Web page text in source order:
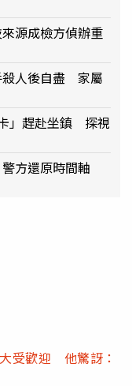
源成檢方偵辦重
殺人後自盡 家屬
」趕赴坐鎮 探視
方還原時間軸
受歡迎 他驚訝：